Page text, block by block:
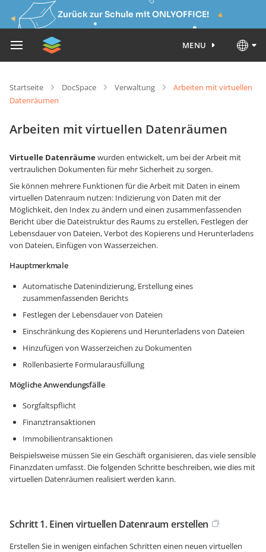
Zurück zur Schule mit ONLYOFFICE!
MENU
Startseite DocSpace Verwaltung
Arbeiten mit virtuellen
Datenräumen
Arbeiten mit virtuellen Datenräumen
Virtuelle Datenräumewurden entwickelt, um bei der Arbeit mit
vertraulichen Dokumenten für mehr Sicherheit zu sorgen.
Sie können mehrere Funktionen für die Arbeit mit Daten in einem
virtuellen Datenraum nutzen: Indizierung von Daten mit der
Möglichkeit, den Index zu ändern und einen zusammenfassenden
Bericht über die Dateistruktur des Raums zu erstellen, Festlegen der
Lebensdauer von Dateien, Verbot des Kopierens und Herunterladens
von Dateien, Einfügen von Wasserzeichen.
Hauptmerkmale
Automatische Datenindizierung, Erstellung eines
zusammenfassenden Berichts
Festlegen der Lebensdauer von Dateien
Einschränkung des Kopierens und Herunterladens von Dateien
Hinzufügen von Wasserzeichen zu Dokumenten
Rollenbasierte Formularausfüllung
Mögliche Anwendungsfälle
Sorgfaltspflicht
Finanztransaktionen
Immobilientransaktionen
Beispielsweise müssen Sie ein Geschäft organisieren, das viele sensible
Finanzdaten umfasst. Die folgenden Schritte beschreiben, wie dies mit
virtuellen Datenräumen realisiert werden kann.
Schritt 1. Einen virtuellen Datenraum erstellen
Erstellen Sie in wenigen einfachen Schritten einen neuen virtuellen